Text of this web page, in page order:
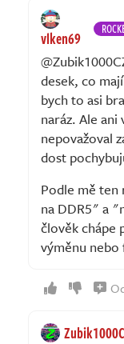
vlken69
desek, co
bych to asi
naráz. Ale
nepovažoval
dost
Podle mě
na DDR5" a
člověk chápe
výměnu